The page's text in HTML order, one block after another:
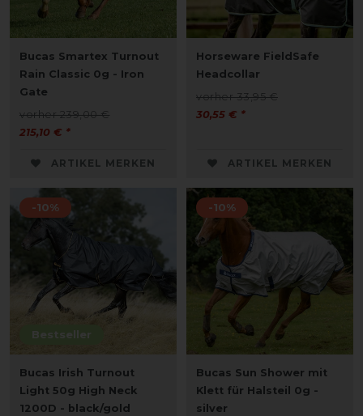
Bucas Smartex Turnout
Rain Classic 0g - Iron
Gate
vorher 239,00 €
215,10 € *
ARTIKEL MERKEN
Horseware FieldSafe
Headcollar
vorher 33,95 €
30,55 € *
ARTIKEL MERKEN
Bestseller
-10%
Bucas Irish Turnout
Light 50g High Neck
1200D - black/gold
-10%
Bucas Sun Shower mit
Klett für Halsteil 0g -
silver